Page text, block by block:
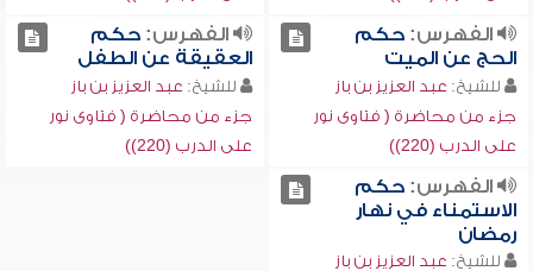
الفهرس:حكم
الحج عن الميت
للشيخ: عبد العزيز بن باز
جزء من محاضرة ( فتاوى نور
على الدرب (220))
الفهرس:حكم
العقيقة عن الطفل
للشيخ: عبد العزيز بن باز
جزء من محاضرة ( فتاوى نور
على الدرب (220))
الفهرس:حكم
الاستمناء في نهار
رمضان
للشيخ: عبد العزيز بن باز